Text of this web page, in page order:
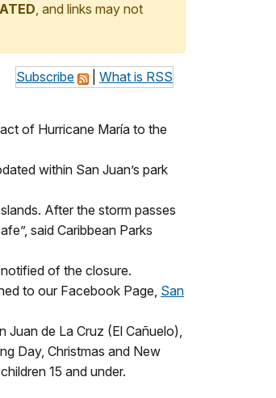
, and links may not
Subscribe What is RSS
of Hurricane María to the
within San Juan’s park
After the storm passes
said Caribbean Parks
of the closure.
to our Facebook Page, San
Juan de La Cruz (El Cañuelo),
Day, Christmas and New
15 and under.